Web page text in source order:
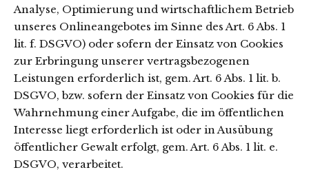
Analyse, Optimierung und wirtschaftlichem Betrieb
unseres Onlineangebotes im Sinne des Art. 6 Abs. 1
lit. f. DSGVO) oder sofern der Einsatz von Cookies
zur Erbringung unserer vertragsbezogenen
Leistungen erforderlich ist, gem. Art. 6 Abs. 1 lit. b.
DSGVO, bzw. sofern der Einsatz von Cookies für die
Wahrnehmung einer Aufgabe, die im öffentlichen
Interesse liegt erforderlich ist oder in Ausübung
öffentlicher Gewalt erfolgt, gem. Art. 6 Abs. 1 lit. e.
DSGVO, verarbeitet.